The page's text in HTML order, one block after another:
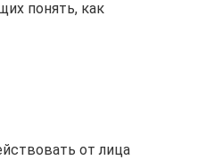
понять, как
от лица